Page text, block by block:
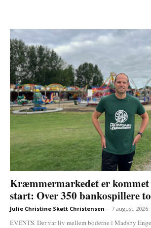
Kræmmermarkedet er
start: Over 350 bankospillere
Julie Christine Skøtt Christensen - 7 august, 2026
EVENTS. Der var liv mellem boderne i Madsby